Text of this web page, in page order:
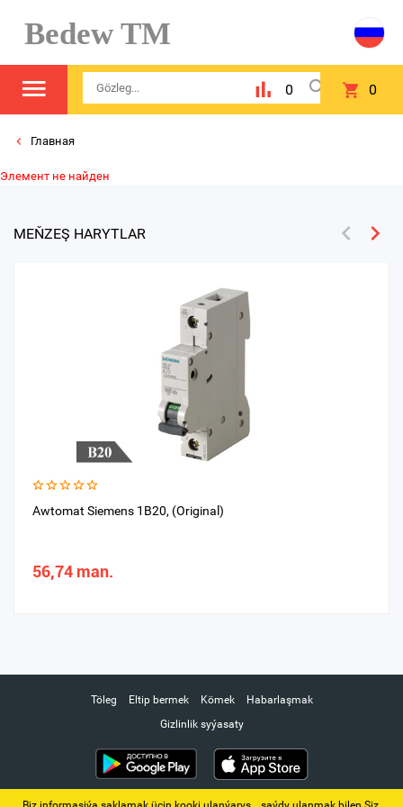
Bedew TM
0 0
Главная
Элемент не найден
MEŇZEŞ HARYTLAR
Awtomat Siemens 1B20, (Original)
56,74 man.
Töleg Eltip bermek Kömek
Habarlaşmak
Gizlinlik syýasaty